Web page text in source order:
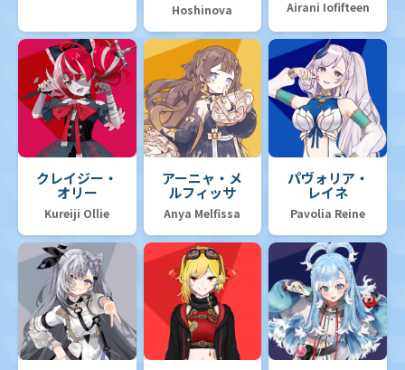
Hoshinova
Airani Iofifteen
クレイジー・
オリー
Kureiji Ollie
アーニャ・メ
ルフィッサ
Anya Melfissa
パヴォリア・
レイネ
Pavolia Reine